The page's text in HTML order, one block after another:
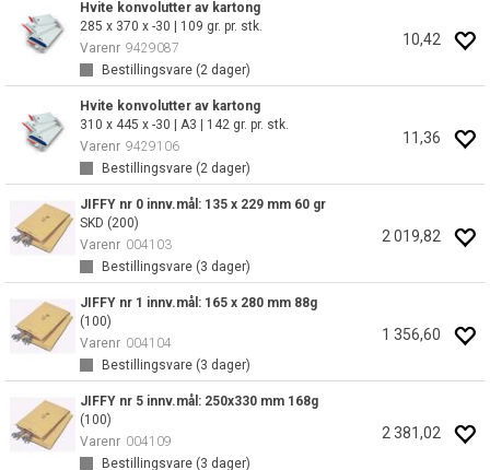
Hvite konvolutter av kartong
285 x 370 x -30 | 109 gr. pr. stk.
Varenr 9429087
Bestillingsvare (2 dager)
10,42
Hvite konvolutter av kartong
310 x 445 x -30 | A3 | 142 gr. pr. stk.
Varenr 9429106
Bestillingsvare (2 dager)
11,36
JIFFY nr 0 innv.mål: 135 x 229 mm 60 gr
SKD (200)
Varenr 004103
Bestillingsvare (3 dager)
2 019,82
JIFFY nr 1 innv.mål: 165 x 280 mm 88g
(100)
Varenr 004104
Bestillingsvare (3 dager)
1 356,60
JIFFY nr 5 innv.mål: 250x330 mm 168g
(100)
Varenr 004109
Bestillingsvare (3 dager)
2 381,02